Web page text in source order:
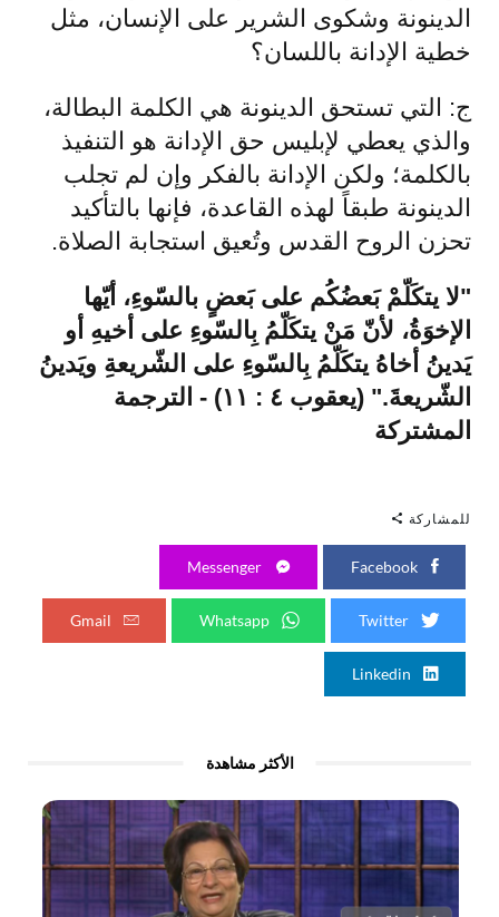
الدينونة وشكوى الشرير على الإنسان، مثل
خطية الإدانة باللسان؟
ج: التي تستحق الدينونة هي الكلمة البطالة،
والذي يعطي لإبليس حق الإدانة هو التنفيذ
بالكلمة؛ ولكن الإدانة بالفكر وإن لم تجلب
الدينونة طبقاً لهذه القاعدة، فإنها بالتأكيد
تحزن الروح القدس وتُعيق استجابة الصلاة.
"لا يتكَلّمْ بَعضُكُم على بَعضٍ بالسّوءِ، أيّها
الإخوَةُ، لأنّ مَنْ يتكَلّمُ بِالسّوءِ على أخيهِ أو
يَدينُ أخاهُ يتكَلّمُ بِالسّوءِ على الشّريعةِ ويَدينُ
الشّريعةَ." (يعقوب ٤ : ١١) - الترجمة
المشتركة
للمشاركة
الأكثر مشاهدة